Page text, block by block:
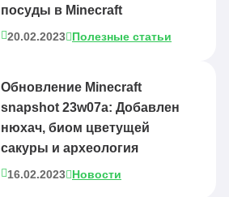
посуды в Minecraft
20.02.2023 Полезные статьи
Обновление Minecraft
snapshot 23w07a: Добавлен
нюхач, биом цветущей
сакуры и археология
16.02.2023 Новости